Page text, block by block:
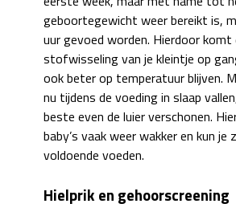
geboortegewicht weer bereikt is,
uur gevoed worden. Hierdoor komt
stofwisseling van je kleintje op
ook beter op temperatuur blijven.
nu tijdens de voeding in slaap
beste even de luier verschonen.
baby’s vaak weer wakker en kun je
voldoende voeden.
Hielprik en gehoorscreening